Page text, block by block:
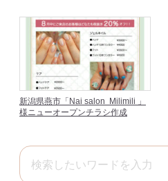
新潟県燕市「Nai salon Milimili 」
様ニューオープンチラシ作成